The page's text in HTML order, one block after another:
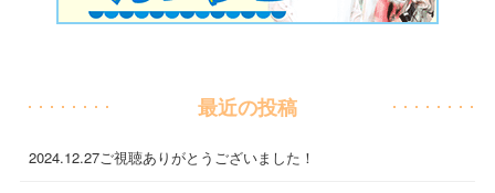
最近の投稿
2024.12.27ご視聴ありがとうございました！